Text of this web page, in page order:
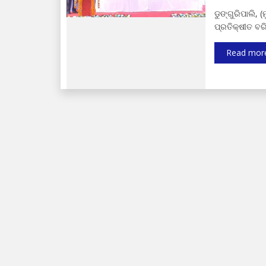
ଡୁଙ୍ଗୁରିପାଲି,
ପ୍ରତିକ୍ଷୀତ
Read